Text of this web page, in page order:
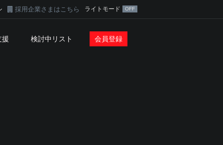
採用企業さまはこちら ライトモード
援 検討中リスト 会員登録